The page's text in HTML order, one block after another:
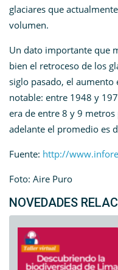
glaciares que
volumen.
Un dato importante que
bien el retroceso de los
siglo pasado, el aumento
notable: entre 1948 y
era de entre 8 y 9
adelante el promedio es
Fuente: http://
Foto: Aire Puro
NOVEDADES